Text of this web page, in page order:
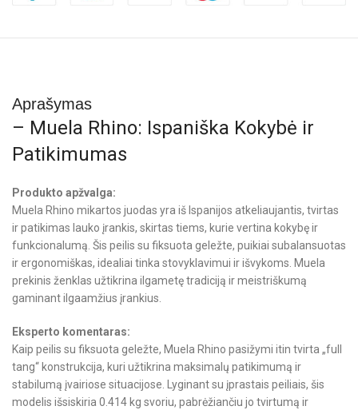
Aprašymas
– Muela Rhino: Ispaniška Kokybė ir
Patikimumas
Produkto apžvalga:
Muela Rhino mikartos juodas yra iš Ispanijos atkeliaujantis, tvirtas
ir patikimas lauko įrankis, skirtas tiems, kurie vertina kokybę ir
funkcionalumą. Šis peilis su fiksuota geležte, puikiai subalansuotas
ir ergonomiškas, idealiai tinka stovyklavimui ir išvykoms. Muela
prekinis ženklas užtikrina ilgametę tradiciją ir meistriškumą
gaminant ilgaamžius įrankius.
Eksperto komentaras:
Kaip peilis su fiksuota geležte, Muela Rhino pasižymi itin tvirta „full
tang“ konstrukcija, kuri užtikrina maksimalų patikimumą ir
stabilumą įvairiose situacijose. Lyginant su įprastais peiliais, šis
modelis išsiskiria 0.414 kg svoriu, pabrėžiančiu jo tvirtumą ir